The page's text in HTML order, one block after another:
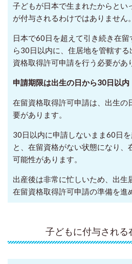
子どもが日本で生まれたからとい
が付与されるわけではありません。
日本で60日を超えて引き続き在
ら30日以内に、住居地を管轄す
資格取得許可申請を行う必要があ
申請期限は出生の日から30日以内
在留資格取得許可申請は、出生の
要があります。
30日以内に申請しないまま60日
と、在留資格がない状態になり、
可能性があります。
出産後は非常に忙しいため、出生
在留資格取得許可申請の準備を進
子どもに付与される